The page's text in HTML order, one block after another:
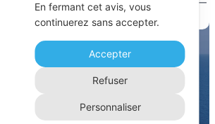
concurrence
Home
En fermant cet avis, vous
continuerez sans accepter.
Accepter
Refuser
Personnaliser